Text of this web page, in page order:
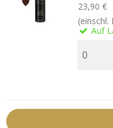
23,90 €
(einschl.
Auf